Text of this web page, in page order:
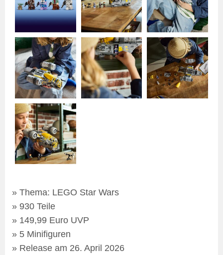
Thema: LEGO Star Wars
930 Teile
149,99 Euro UVP
5 Minifiguren
Release am 26. April 2026